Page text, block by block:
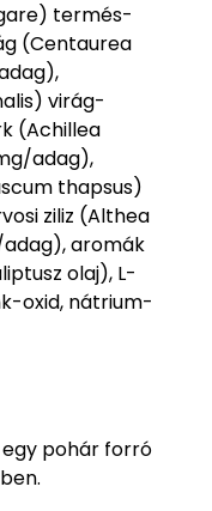
termés-
(Centaurea
virág-
(Achillea
adag),
thapsus)
ziliz (Althea
aromák
olaj), L-
oxid, nátrium-
pohár forró